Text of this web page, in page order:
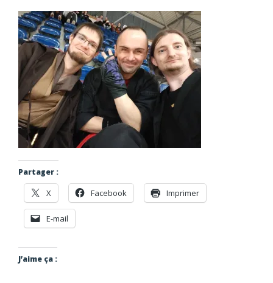
Partager :
X Facebook Imprimer
E-mail
J’aime ça :